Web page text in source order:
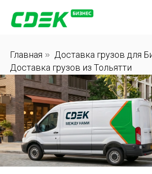
Главная » Доставка грузов для
Доставка грузов из Тольятти